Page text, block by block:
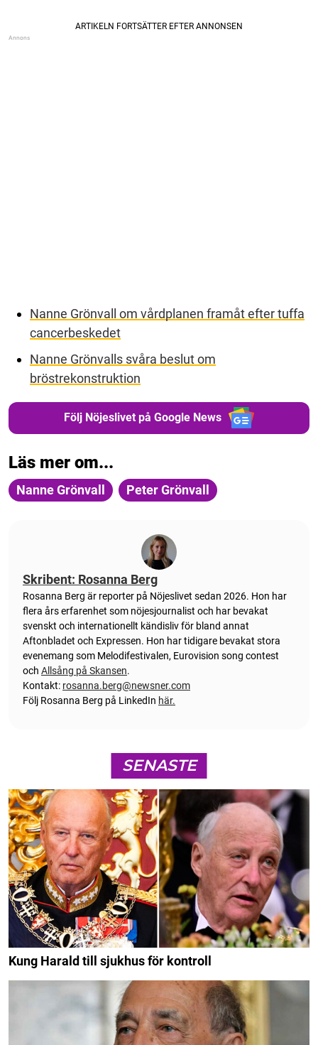
Nanne Grönvall om vårdplanen framåt efter tuffa
cancerbeskedet
Nanne Grönvalls svåra beslut om
bröstrekonstruktion
Följ Nöjeslivet på Google News
Läs mer om...
Nanne Grönvall Peter Grönvall
Skribent: Rosanna Berg
Rosanna Berg är reporter på Nöjeslivet sedan 2026. Hon har
flera års erfarenhet som nöjesjournalist och har bevakat
svenskt och internationellt kändisliv för bland annat
Aftonbladet och Expressen. Hon har tidigare bevakat stora
evenemang som Melodifestivalen, Eurovision song contest
och Allsång på Skansen.
Kontakt: rosanna.berg@newsner.com
Följ Rosanna Berg på LinkedIn här.
SENASTE
Kung Harald till sjukhus för kontroll